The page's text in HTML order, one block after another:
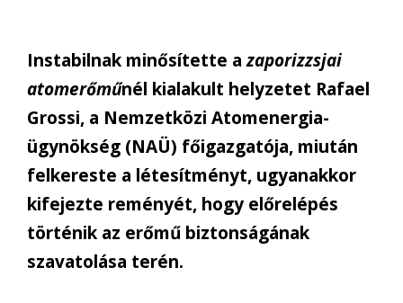
Instabilnak minősítette azaporizzsjai
atomerőműnél kialakult helyzetet Rafael
Grossi, a Nemzetközi Atomenergia-
ügynökség (NAÜ) főigazgatója, miután
felkereste a létesítményt, ugyanakkor
kifejezte reményét, hogy előrelépés
történik az erőmű biztonságának
szavatolása terén.